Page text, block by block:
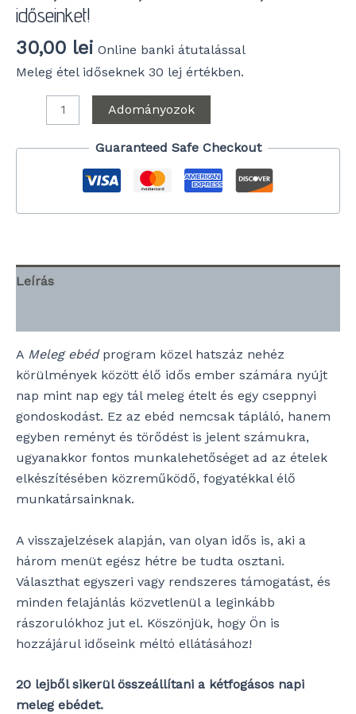
időseinket!
30,00 lei Online banki átutalással
Meleg étel időseknek 30 lej értékben.
Adományozok
Guaranteed Safe Checkout
Leírás
A Meleg ebédprogram közel hatszáz nehéz
körülmények között élő idős ember számára nyújt
nap mint nap egy tál meleg ételt és egy cseppnyi
gondoskodást. Ez az ebéd nemcsak tápláló, hanem
egyben reményt és törődést is jelent számukra,
ugyanakkor fontos munkalehetőséget ad az ételek
elkészítésében közreműködő, fogyatékkal élő
munkatársainknak.
A visszajelzések alapján, van olyan idős is, aki a
három menüt egész hétre be tudta osztani.
Választhat egyszeri vagy rendszeres támogatást, és
minden felajánlás közvetlenül a leginkább
rászorulókhoz jut el. Köszönjük, hogy Ön is
hozzájárul időseink méltó ellátásához!
20 lejből sikerül összeállítani a kétfogásos napi
meleg ebédet.